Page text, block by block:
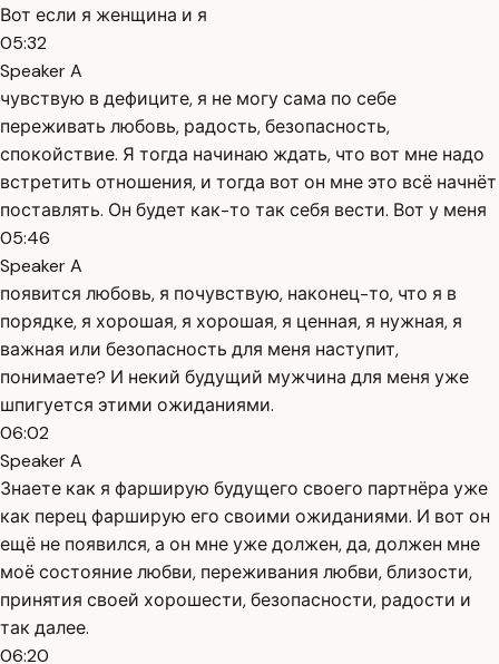
Вот если я женщина и я
05:32
Speaker A
чувствую в дефиците, я не могу сама по себе
переживать любовь, радость, безопасность,
спокойствие. Я тогда начинаю ждать, что вот мне надо
встретить отношения, и тогда вот он мне это всё начнёт
поставлять. Он будет как-то так себя вести. Вот у меня
05:46
Speaker A
появится любовь, я почувствую, наконец-то, что я в
порядке, я хорошая, я хорошая, я ценная, я нужная, я
важная или безопасность для меня наступит,
понимаете? И некий будущий мужчина для меня уже
шпигуется этими ожиданиями.
06:02
Speaker A
Знаете как я фарширую будущего своего партнёра уже
как перец фарширую его своими ожиданиями. И вот он
ещё не появился, а он мне уже должен, да, должен мне
моё состояние любви, переживания любви, близости,
принятия своей хорошести, безопасности, радости и
так далее.
06:20